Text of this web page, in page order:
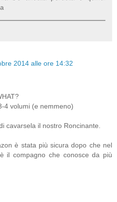
2014 alle ore 14:32
4 volumi (e nemmeno)
cavarsela il nostro Roncinante.
è stata più sicura dopo che nel
il compagno che conosce da più